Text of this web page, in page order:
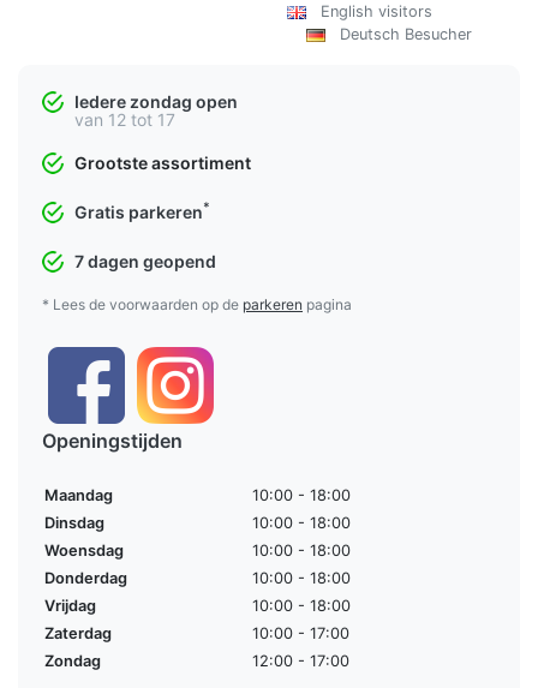
English visitors
Deutsch Besucher
Iedere zondag open
van 12 tot 17
Grootste assortiment
Gratis parkeren*
7 dagen geopend
* Lees de voorwaarden op de parkeren pagina
Openingstijden
Maandag
10:00 - 18:00
Dinsdag
10:00 - 18:00
Woensdag
10:00 - 18:00
Donderdag
10:00 - 18:00
Vrijdag
10:00 - 18:00
Zaterdag
10:00 - 17:00
Zondag
12:00 - 17:00